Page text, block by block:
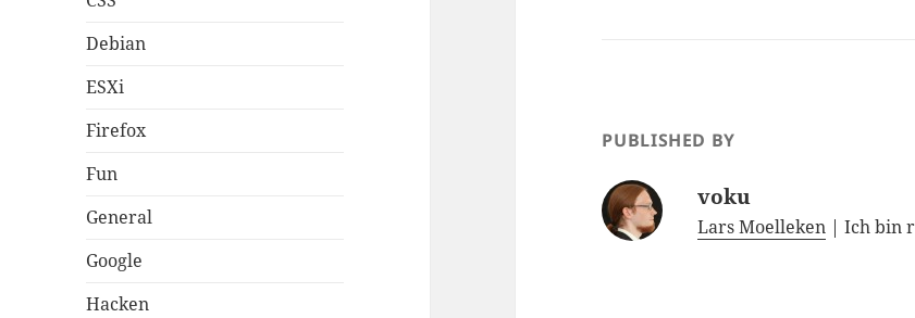
Debian
ESXi
Firefox
Fun
General
Google
Hacken
PUBLISHED BY
voku
Lars Moelleken | Ich bin